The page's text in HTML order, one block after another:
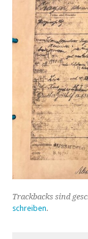
Trackbacks sind
schreiben.